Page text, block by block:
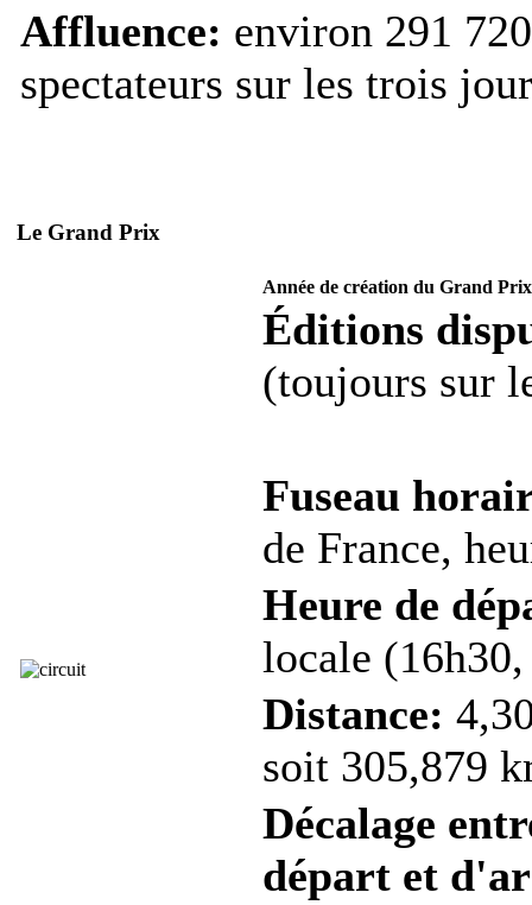
Affluence: environ 291 720
spectateurs sur les trois
Le Grand Prix
Année de création du Grand
Éditions
(toujours sur
Fuseau
de France,
Heure de
locale
Distance:
soit 305,879
Décalage
départ et